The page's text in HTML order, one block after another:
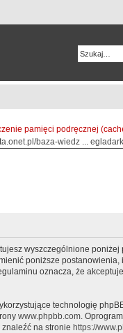
pamięci podręcznej
baza-wiedz ...
wyszczególnione
poniższe postanowienia,
oznacza, że
technologię
www.phpbb.com .
na stronie https://